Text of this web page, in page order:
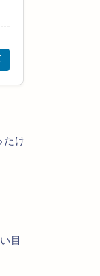
たけ
目